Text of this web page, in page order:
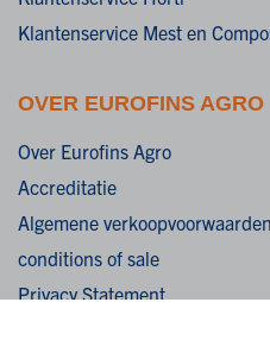
Klantenservice Mest en
OVER EUROFINS AGRO
Over Eurofins Agro
Accreditatie
Algemene
conditions of sale
Privacy Statement